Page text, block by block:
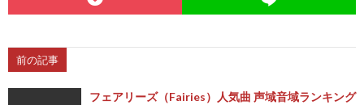
前の記事
フェアリーズ（Fairies）人気曲 声域音域ランキング